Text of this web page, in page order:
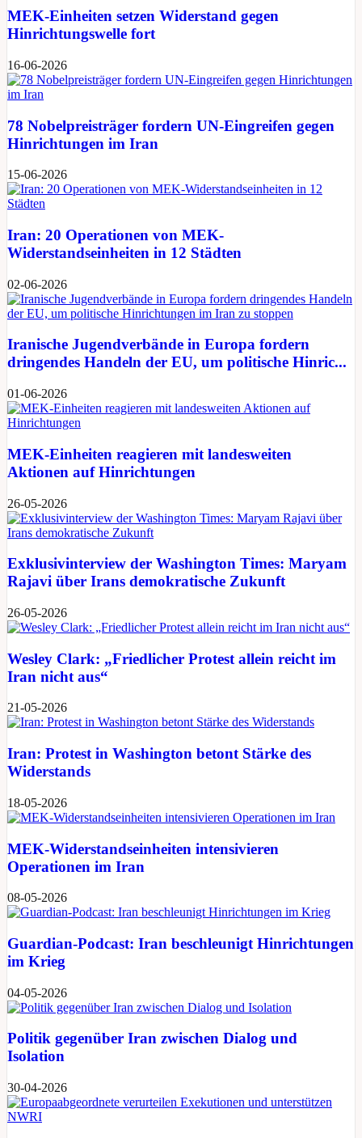
MEK-Einheiten setzen Widerstand gegen
Hinrichtungswelle fort
16-06-2026
78 Nobelpreisträger fordern UN-Eingreifen gegen
Hinrichtungen im Iran
15-06-2026
Iran: 20 Operationen von MEK-
Widerstandseinheiten in 12 Städten
02-06-2026
Iranische Jugendverbände in Europa fordern
dringendes Handeln der EU, um politische Hinric...
01-06-2026
MEK-Einheiten reagieren mit landesweiten
Aktionen auf Hinrichtungen
26-05-2026
Exklusivinterview der Washington Times: Maryam
Rajavi über Irans demokratische Zukunft
26-05-2026
Wesley Clark: „Friedlicher Protest allein reicht im
Iran nicht aus“
21-05-2026
Iran: Protest in Washington betont Stärke des
Widerstands
18-05-2026
MEK-Widerstandseinheiten intensivieren
Operationen im Iran
08-05-2026
Guardian-Podcast: Iran beschleunigt Hinrichtungen
im Krieg
04-05-2026
Politik gegenüber Iran zwischen Dialog und
Isolation
30-04-2026